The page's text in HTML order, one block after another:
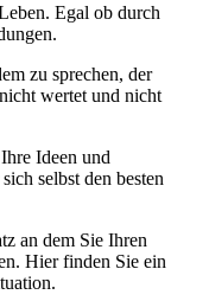
Egal ob durch
zu sprechen, der
wertet und nicht
Ideen und
selbst den besten
an dem Sie Ihren
Hier finden Sie ein